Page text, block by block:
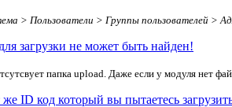
> Пользователи > Группы пользователей >
загрузки не может быть найден!
папка upload. Даже если у модуля нет
ID код который вы пытаетесь